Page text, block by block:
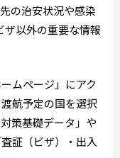
の治安状況や感染
ザ以外の重要な情報
ムページ」にアク
航予定の国を選択
策基礎データ」や
証（ビザ）・出入